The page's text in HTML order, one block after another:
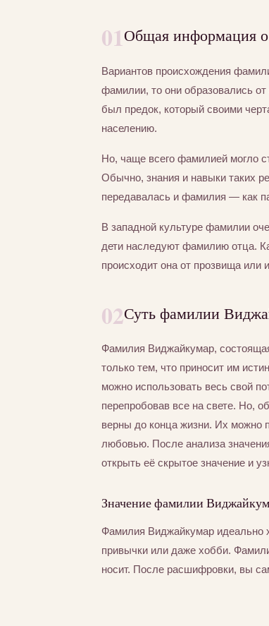
01Общая информация
Вариантов происхождения
фамилии, то они образовались
был предок, который своими
населению.
Но, чаще всего фамилией могло
Обычно, знания и навыки таких
передавалась и фамилия — как
В западной культуре фамилии
дети наследуют фамилию отца.
происходит она от прозвища или
02Суть фамилии
Фамилия Виджайкумар,
только тем, что приносит им
можно использовать весь свой
перепробовав все на свете. Но,
верны до конца жизни. Их можно
любовью. После анализа
открыть её скрытое значение и
Значение фамилии
Фамилия Виджайкумар идеально
привычки или даже хобби.
носит. После расшифровки, вы